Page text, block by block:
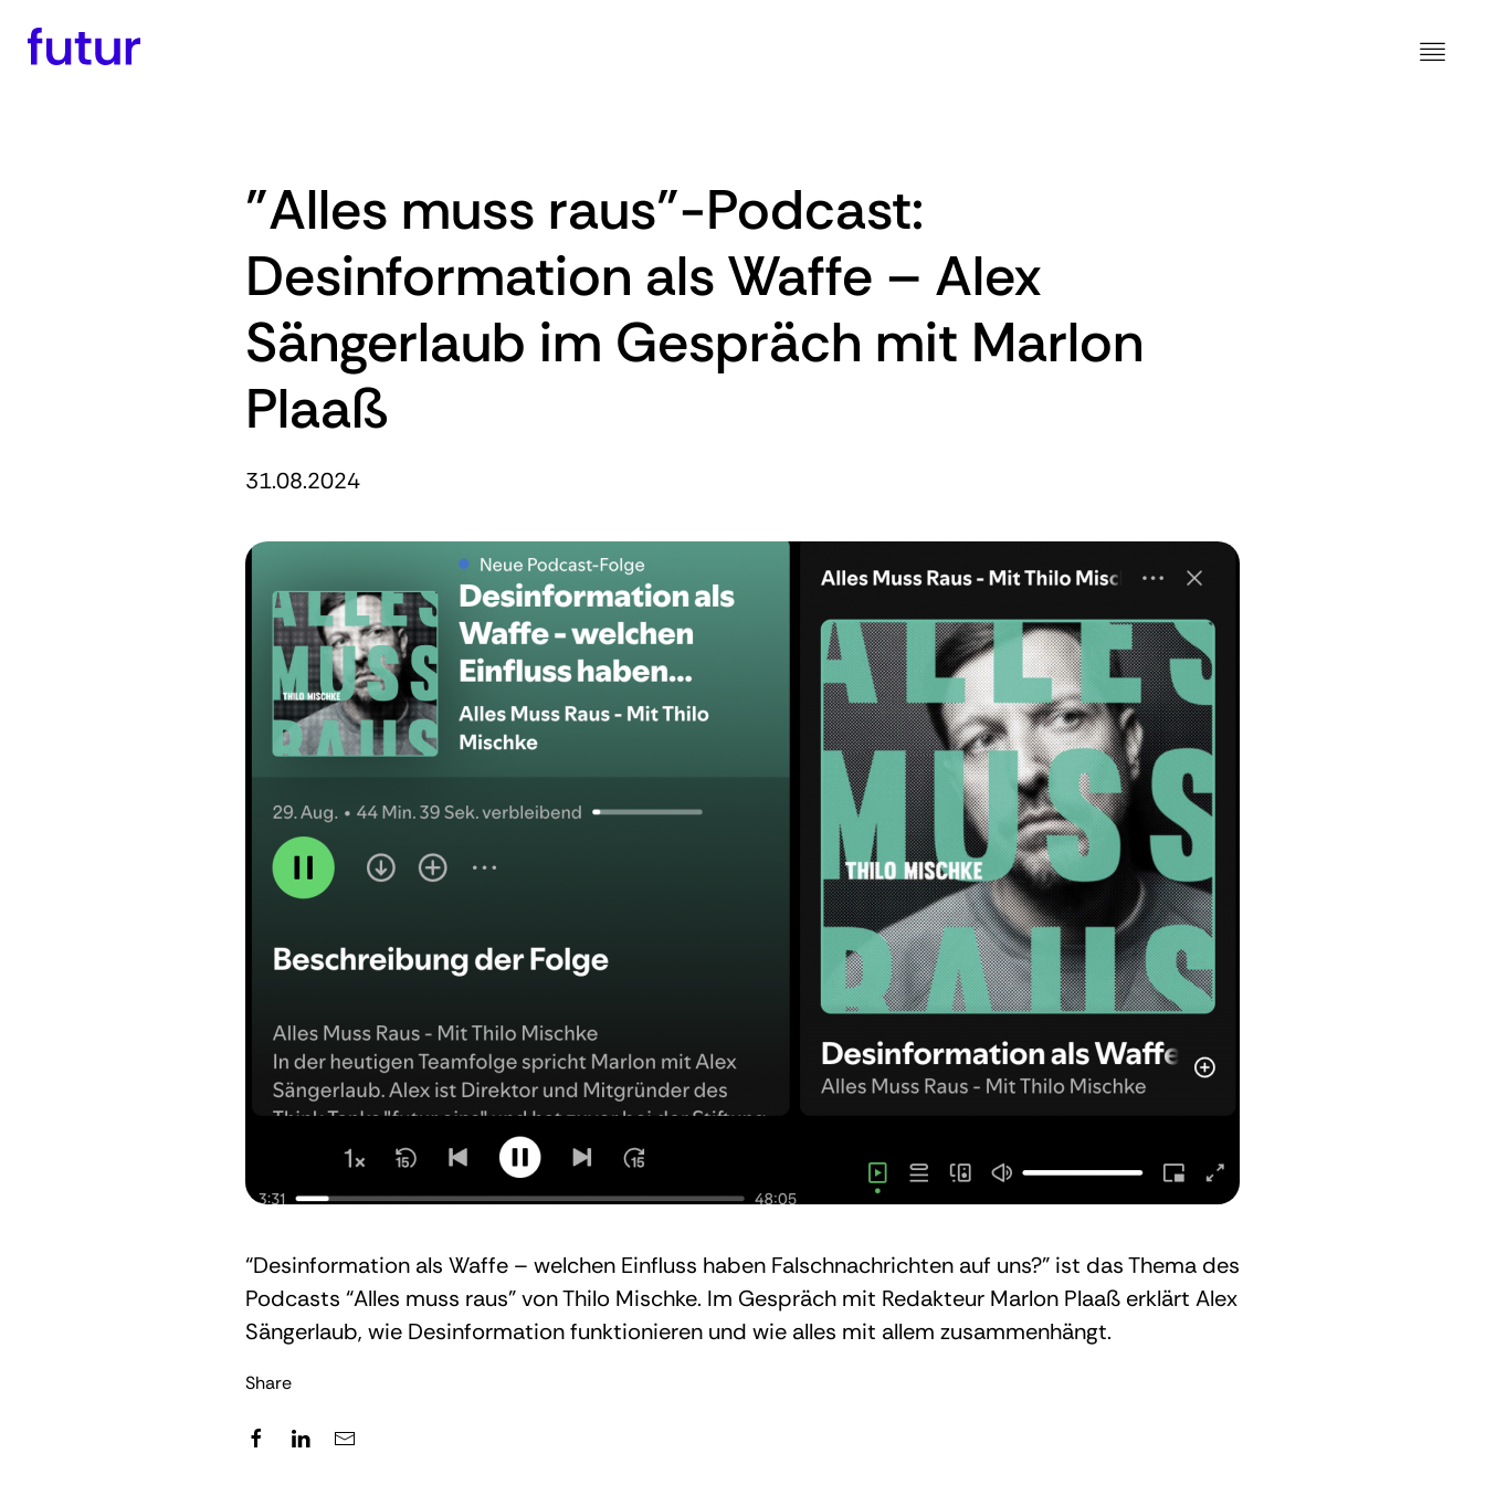
"Alles muss raus"-Podcast:
Desinformation als Waffe – Alex
Sängerlaub im Gespräch mit Marlon
Plaaß
31.08.2024
“Desinformation als Waffe – welchen Einfluss haben Falschnachrichten auf uns?” ist das Thema des
Podcasts “Alles muss raus” von Thilo Mischke. Im Gespräch mit Redakteur Marlon Plaaß erklärt Alex
Sängerlaub, wie Desinformation funktionieren und wie alles mit allem zusammenhängt.
Share